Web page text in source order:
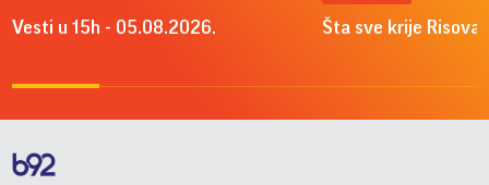
Vesti u 15h - 05.08.2026. Šta sve krije